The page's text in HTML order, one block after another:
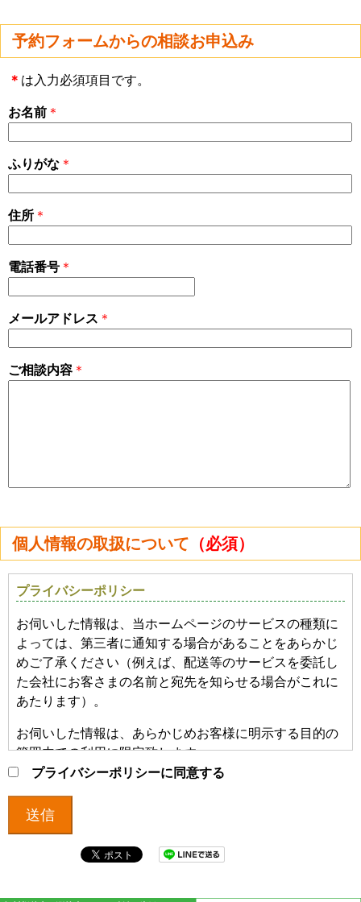
予約フォームからの相談お申込み
＊ は入力必須項目です。
お名前 ＊
ふりがな ＊
住所 ＊
電話番号 ＊
メールアドレス ＊
ご相談内容 ＊
個人情報の取扱について （必須）
プライバシーポリシー
お伺いした情報は、当ホームページのサービスの種類に
よっては、第三者に通知する場合があることをあらかじ
めご了承ください（例えば、配送等のサービスを委託し
た会社にお客さまの名前と宛先を知らせる場合がこれに
あたります）。
お伺いした情報は、あらかじめお客様に明示する目的の
範囲内での利用に限定致します。
事前にお客様にその目的を連絡し、承諾を得た上でのみ
プライバシーポリシーに同意する